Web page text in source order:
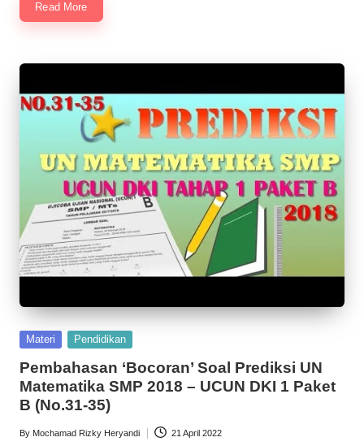
Read More
Posted
Materi Pendidikan
Pembahasan ‘Bocoran’ Soal Prediksi UN
Matematika SMP 2018 – UCUN DKI 1 Paket
B (No.31-35)
Posted
By Mochamad Rizky Heryandi 21 April 2022